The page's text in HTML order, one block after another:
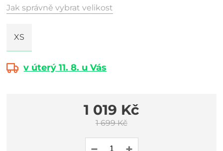
Jak správně vybrat velikost
XS
v úterý 11. 8. u Vás
1 019 Kč
1 699 Kč